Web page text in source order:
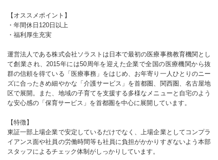
【オススメポイント】
・年間休日120日以上
・福利厚生充実
運営法人である株式会社ソラストは日本で最初の医療事務教育機関とし
て創業され、2015年には50周年を迎えた企業で全国の医療機関から抜
群の信頼を得ている「医療事務」をはじめ、お年寄り一人ひとりのニー
ズに合ったきめ細やかな「介護サービス」を首都圏、関西圏、名古屋地
区で展開。また、地域の子育てを支援する多様なメニューと自宅のよう
な安心感の「保育サービス」を首都圏を中心に展開しています。
【特徴】
東証一部上場企業で安定しているだけでなく、上場企業としてコンプラ
イアンス面や社員の労働時間等も社員に負担がかかりすぎないよう本部
スタッフによるチェック体制がしっかりしています。